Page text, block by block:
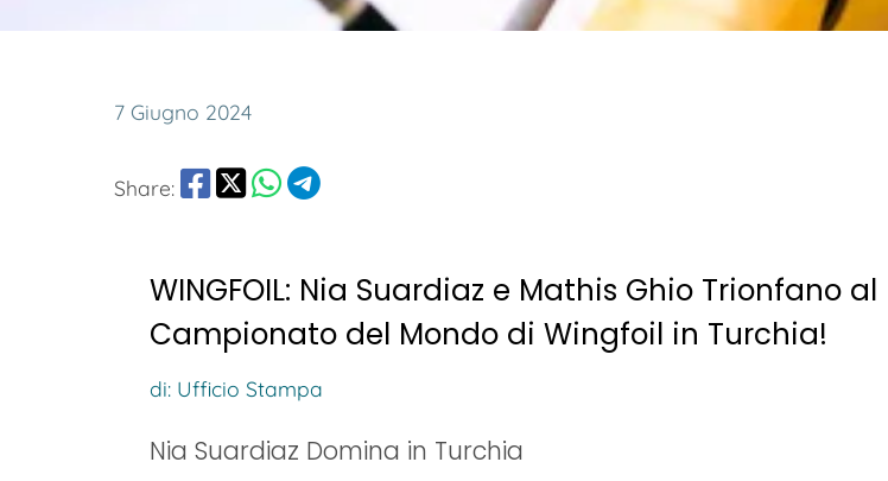
7 Giugno 2024
Share:
WINGFOIL: Nia Suardiaz e Mathis Ghio Trionfano al
Campionato del Mondo di Wingfoil in Turchia!
di: Ufficio Stampa
Nia Suardiaz Domina in Turchia